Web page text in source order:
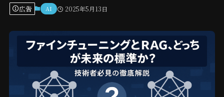
広告 AI 2025年5月13日